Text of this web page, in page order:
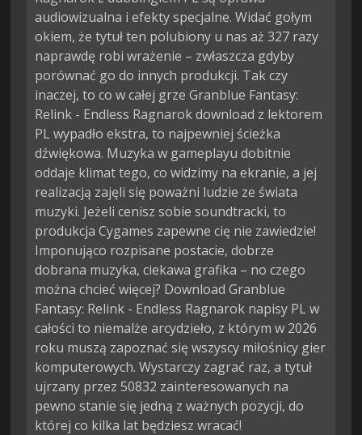
audiowizualna i efekty specjalne. Widać gołym
okiem, że tytuł ten polubiony u nas aż 327 razy
naprawdę robi wrażenie – zwłaszcza gdyby
porównać go do innych produkcji. Tak czy
inaczej, to co w całej grze Granblue Fantasy:
Relink - Endless Ragnarok download z lektorem
PL wypadło ekstra, to najpewniej ścieżka
dźwiękowa. Muzyka w gameplayu dobitnie
oddaje klimat tego, co widzimy na ekranie, a jej
realizacją zajęli się poważni ludzie ze świata
muzyki. Jeżeli cenisz sobie soundtracki, to
produkcja Cygames zapewne cię nie zawiedzie!
Imponująco rozpisane postacie, dobrze
dobrana muzyka, ciekawa grafika – no czego
można chcieć więcej? Download Granblue
Fantasy: Relink - Endless Ragnarok napisy PL w
całości to niemalże arcydzieło, z którym w 2026
roku muszą zapoznać się wszyscy miłośnicy gier
komputerowych. Wystarczy zagrać raz, a tytuł
ujrzany przez 50832 zainteresowanych na
pewno stanie się jedną z ważnych pozycji, do
której co kilka lat będziesz wracać!